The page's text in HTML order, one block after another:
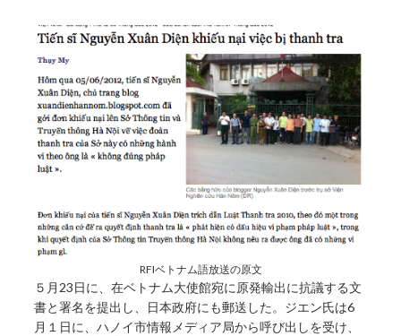
RFIベトナム語放送の原文
５月23日に、在ベトナム大使館宛に原発輸出に抗議する文
書と署名を提出し、日本政府にも郵送した。ジエン氏は6
月１日に、ハノイ市情報メディア局から呼び出しを受け、